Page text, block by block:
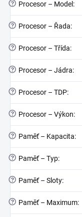
? Procesor – Model :
? Procesor – Řada:
? Procesor – Třída:
? Procesor – Jádra:
? Procesor – TDP:
? Procesor – Výkon:
? Paměť – Kapacita:
? Paměť – Typ:
? Paměť – Sloty:
? Paměť – Maximum: